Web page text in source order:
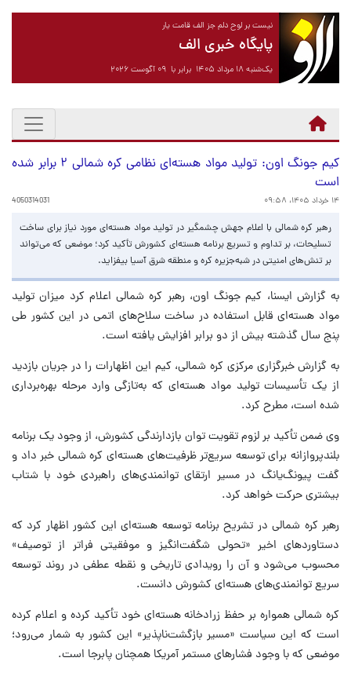
نیست بر لوح دلم جز الف قامت یار
پایگاه خبری الف
یک‌شنبه ۱۸ مرداد ۱۴۰۵ برابر با ۰۹ آگوست ۲۰۲۶
کیم جونگ اون: تولید مواد هسته‌ای نظامی کره شمالی ۲ برابر شده
است
۱۴ خرداد ۱۴۰۵، ۰۹:۵۸ 4050314031
رهبر کره شمالی با اعلام جهش چشمگیر در تولید مواد هسته‌ای مورد نیاز برای ساخت
تسلیحات، بر تداوم و تسریع برنامه هسته‌ای کشورش تأکید کرد؛ موضعی که می‌تواند
بر تنش‌های امنیتی در شبه‌جزیره کره و منطقه شرق آسیا بیفزاید.
به گزارش ایسنا، کیم جونگ اون، رهبر کره شمالی اعلام کرد میزان تولید
مواد هسته‌ای قابل استفاده در ساخت سلاح‌های اتمی در این کشور طی
پنج سال گذشته بیش از دو برابر افزایش یافته است.
به گزارش خبرگزاری مرکزی کره شمالی، کیم این اظهارات را در جریان بازدید
از یک تأسیسات تولید مواد هسته‌ای که به‌تازگی وارد مرحله بهره‌برداری
شده است، مطرح کرد.
وی ضمن تأکید بر لزوم تقویت توان بازدارندگی کشورش، از وجود یک برنامه
بلندپروازانه برای توسعه سریع‌تر ظرفیت‌های هسته‌ای کره شمالی خبر داد و
گفت پیونگ‌یانگ در مسیر ارتقای توانمندی‌های راهبردی خود با شتاب
بیشتری حرکت خواهد کرد.
رهبر کره شمالی در تشریح برنامه توسعه هسته‌ای این کشور اظهار کرد که
دستاوردهای اخیر «تحولی شگفت‌انگیز و موفقیتی فراتر از توصیف»
محسوب می‌شود و آن را رویدادی تاریخی و نقطه عطفی در روند توسعه
سریع توانمندی‌های هسته‌ای کشورش دانست.
کره شمالی همواره بر حفظ زرادخانه هسته‌ای خود تأکید کرده و اعلام کرده
است که این سیاست «مسیر بازگشت‌ناپذیر» این کشور به شمار می‌رود؛
موضعی که با وجود فشارهای مستمر آمریکا همچنان پابرجا است.